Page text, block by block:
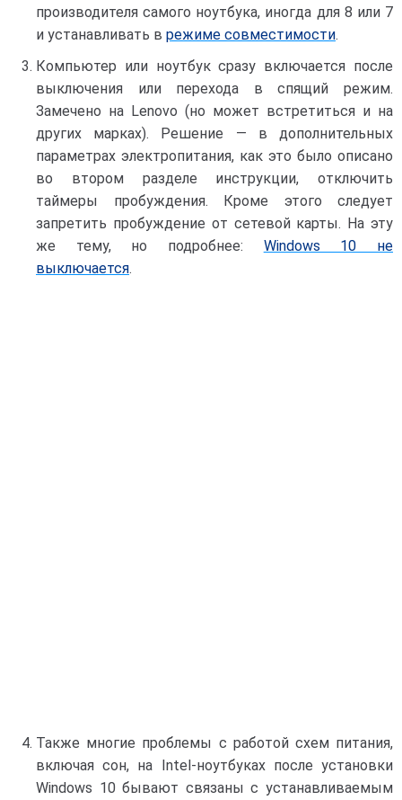
производителя самого ноутбука, иногда для 8 или 7
и устанавливать в режиме совместимости.
Компьютер или ноутбук сразу включается после
выключения или перехода в спящий режим.
Замечено на Lenovo (но может встретиться и на
других марках). Решение — в дополнительных
параметрах электропитания, как это было описано
во втором разделе инструкции, отключить
таймеры пробуждения. Кроме этого следует
запретить пробуждение от сетевой карты. На эту
же тему, но подробнее: Windows 10 не
выключается.
Также многие проблемы с работой схем питания,
включая сон, на Intel-ноутбуках после установки
Windows 10 бывают связаны с устанавливаемым